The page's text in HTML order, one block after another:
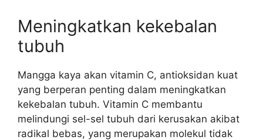
Meningkatkan kekebalan
tubuh
Mangga kaya akan vitamin C, antioksidan kuat
yang berperan penting dalam meningkatkan
kekebalan tubuh. Vitamin C membantu
melindungi sel-sel tubuh dari kerusakan akibat
radikal bebas, yang merupakan molekul tidak